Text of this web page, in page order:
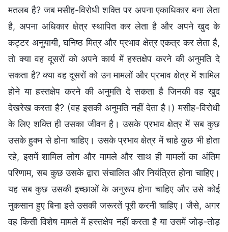
मतलब है? जब मसीह-विरोधी शक्ति पर अपना एकाधिकार बना लेता
है, अपना अधिकार क्षेत्र स्थापित कर लेता है और अपने खुद के
कट्टर अनुयायी, घनिष्ठ मित्र और प्रभाव क्षेत्र एकत्र कर लेता है,
तो क्या वह दूसरों को अपने कार्य में हस्तक्षेप करने की अनुमति दे
सकता है? क्या वह दूसरों को उन मामलों और प्रभाव क्षेत्र में शामिल
होने या हस्तक्षेप करने की अनुमति दे सकता है जिनकी वह खुद
देखरेख करता है? (वह इसकी अनुमति नहीं देता है।) मसीह-विरोधी
के लिए शक्ति ही उसका जीवन है। उसके प्रभाव क्षेत्र में सब कुछ
उसके हुक्म से होना चाहिए। उसके प्रभाव क्षेत्र में चाहे कुछ भी होता
रहे, इसमें शामिल लोग और मामले और साथ ही मामलों का अंतिम
परिणाम, सब कुछ उसके द्वारा संचालित और नियंत्रित होना चाहिए।
यह सब कुछ उसकी इच्छाओं के अनुरूप होना चाहिए और उसे कोई
नुकसान हुए बिना इसे उसकी जरूरतें पूरी करनी चाहिए। जैसे, अगर
वह किसी विशेष मामले में हस्तक्षेप नहीं करता है या उसमें जोड़-तोड़